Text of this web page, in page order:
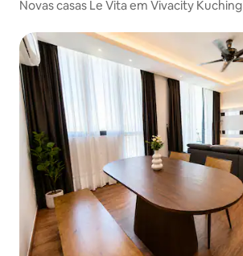
Novas casas Le Vita em Vivacity Kuching